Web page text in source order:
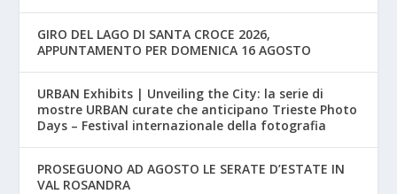
GIRO DEL LAGO DI SANTA CROCE 2026,
APPUNTAMENTO PER DOMENICA 16 AGOSTO
URBAN Exhibits | Unveiling the City: la serie di
mostre URBAN curate che anticipano Trieste Photo
Days – Festival internazionale della fotografia
PROSEGUONO AD AGOSTO LE SERATE D’ESTATE IN
VAL ROSANDRA